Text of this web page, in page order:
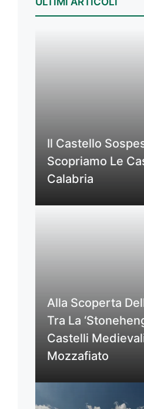
Il Castello
Scopriamo Le
Calabria
Alla Scoperta
Tra La
Castelli
Mozzafiato